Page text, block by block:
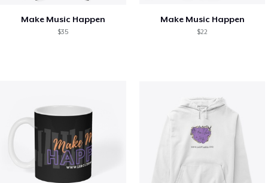
Make Music Happen
$35
Make Music Happen
$22